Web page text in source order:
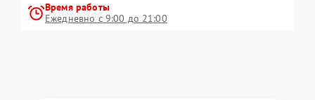
Время работы
Ежедневно с 9:00 до 21:00